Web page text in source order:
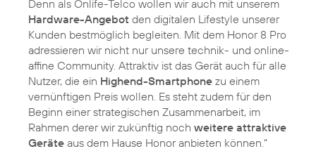
Denn als Onlife-Telco wollen wir auch mit unserem
Hardware-Angebot den digitalen Lifestyle unserer
Kunden bestmöglich begleiten. Mit dem Honor 8 Pro
adressieren wir nicht nur unsere technik- und online-
affine Community. Attraktiv ist das Gerät auch für alle
Nutzer, die ein Highend-Smartphone zu einem
vernünftigen Preis wollen. Es steht zudem für den
Beginn einer strategischen Zusammenarbeit, im
Rahmen derer wir zukünftig noch weitere attraktive
Geräte aus dem Hause Honor anbieten können.“